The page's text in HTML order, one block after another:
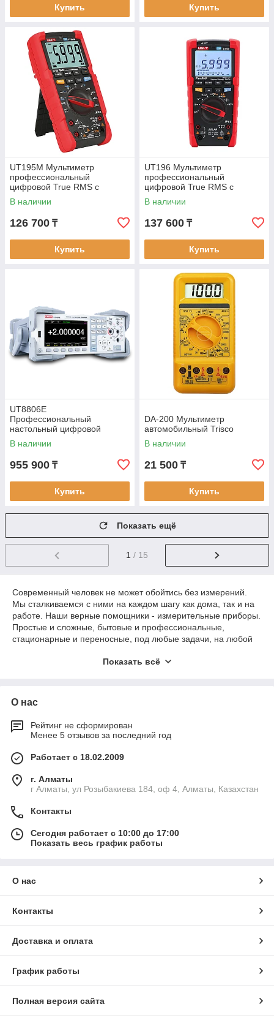
Купить Купить
UT195M Мультиметр
профессиональный
цифровой True RMS с
защитой IP65. Внесён в
реестр РК
В наличии
126 700 ₸
Купить
UT196 Мультиметр
профессиональный
цифровой True RMS с
защитой IP65 (DC
напряжение до 1700 В)
В наличии
137 600 ₸
Купить
UT8806E
Профессиональный
настольный цифровой
мультиметр
В наличии
955 900 ₸
Купить
DA-200 Мультиметр
автомобильный Trisco
В наличии
21 500 ₸
Купить
Показать ещё
1 / 15
Современный человек не может обойтись без измерений.
Мы сталкиваемся с ними на каждом шагу как дома, так и на
работе. Наши верные помощники - измерительные приборы.
Простые и сложные, бытовые и профессиональные,
стационарные и переносные, под любые задачи, на любой
Остерегайтесь подделок! Покупайте оригинальные приборы
Показать всё
О нас
Рейтинг не сформирован
Менее 5 отзывов за последний год
Работает с 18.02.2009
г. Алматы
г Алматы, ул Розыбакиева 184, оф 4, Алматы, Казахстан
Контакты
Сегодня работает с 10:00 до 17:00
Показать весь график работы
О нас
Контакты
Доставка и оплата
График работы
Полная версия сайта